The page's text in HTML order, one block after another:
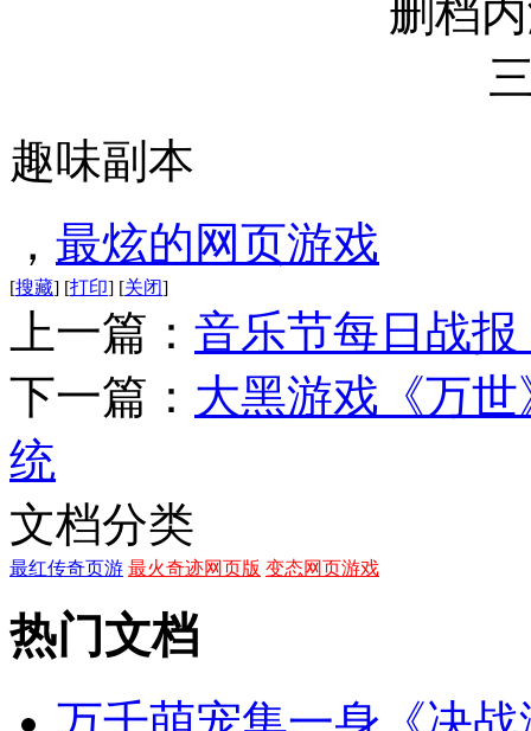
趣味副本
， 最炫的网页游戏
[搜藏] [打印] [关闭]
上一篇： 音乐节每日战报
下一篇： 大黑游戏《万
统
文档分类
最红传奇页游 最火奇迹网页版 变态网页游戏
热门文档